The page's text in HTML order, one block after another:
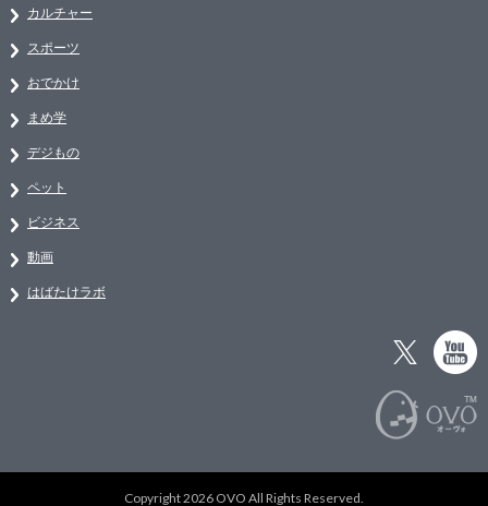
カルチャー
スポーツ
おでかけ
まめ学
デジもの
ペット
ビジネス
動画
はばたけラボ
Copyright 2026 OVO All Rights Reserved.